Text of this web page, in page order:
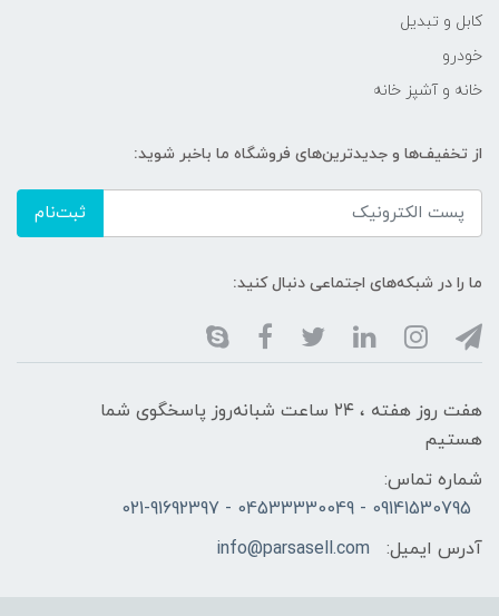
کابل و تبدیل
خودرو
خانه و آشپز خانه
از تخفیف‌ها و جدیدترین‌های فروشگاه ما باخبر شوید:
ثبت‌نام
ما را در شبکه‌های اجتماعی دنبال کنید:
هفت روز هفته ، ۲۴ ساعت شبانه‌روز پاسخگوی شما
هستیم
شماره تماس:
09141530795 - 04533330049 - 021-91692397
آدرس ایمیل:
info@parsasell.com